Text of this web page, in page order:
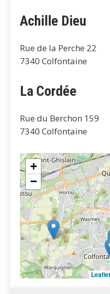
Achille Dieu
Rue de la Perche 22
7340 Colfontaine
La Cordée
Rue du Berchon 159
7340 Colfontaine
+
−
Leaflet